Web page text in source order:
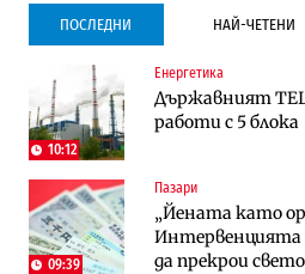
ПОСЛЕДНИ НАЙ-ЧЕТЕНИ
10:12
Енергетика
Държавният
работи с 5 блока
09:39
Пазари
„Йената като
да прекрои
Градоустройство
Столична
преместването
Компании
Vivacom
90% отстъпка
Компании
Vivacom
90% отстъпка
To:know
Последни дни с
в лева: Какво